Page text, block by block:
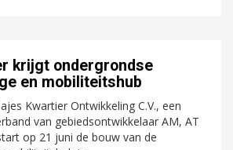
krijgt ondergrondse
en mobiliteitshub
Kwartier Ontwikkeling C.V., een
van gebiedsontwikkelaar AM, AT
op 21 juni de bouw van de